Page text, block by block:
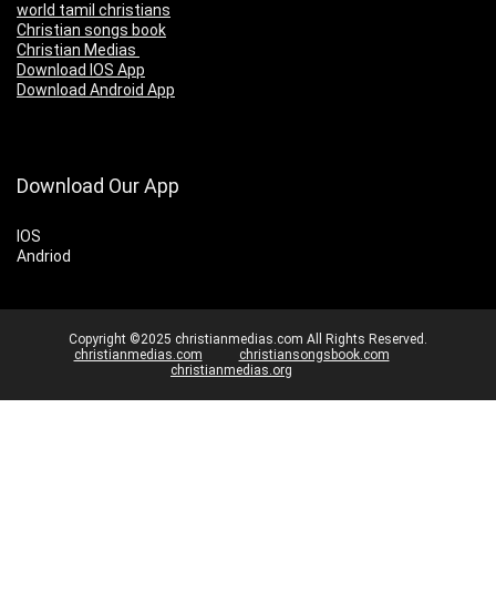
world tamil christians
Christian songs book
Christian Medias
Download IOS App
Download Android App
Download Our App
IOS
Andriod
Copyright ©2025 christianmedias.com All Rights Reserved.
christianmedias.com
christiansongsbook.com
christianmedias.org